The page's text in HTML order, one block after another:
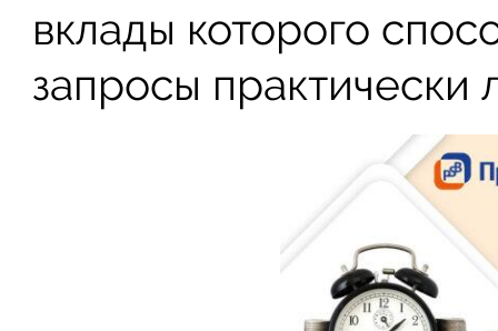
вклады которого
запросы практически